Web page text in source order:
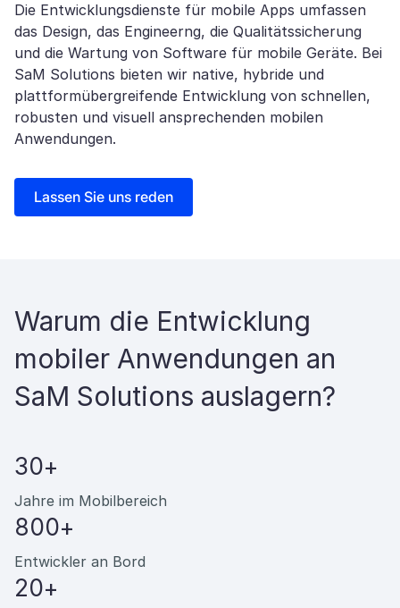
Die Entwicklungsdienste für mobile Apps umfassen
das Design, das Engineerng, die Qualitätssicherung
und die Wartung von Software für mobile Geräte. Bei
SaM Solutions bieten wir native, hybride und
plattformübergreifende Entwicklung von schnellen,
robusten und visuell ansprechenden mobilen
Anwendungen.
Lassen Sie uns reden
Warum die Entwicklung
mobiler Anwendungen an
SaM Solutions auslagern?
30+
Jahre im Mobilbereich
800+
Entwickler an Bord
20+